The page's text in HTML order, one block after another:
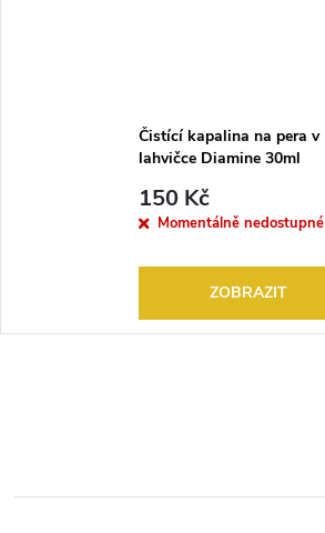
Čistící kapalina na pera v
lahvičce Diamine 30ml
150 Kč
Momentálně nedostupné
ZOBRAZIT